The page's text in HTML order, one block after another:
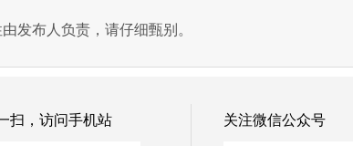
发布人负责，请仔细甄别。
扫，访问手机站 关注微信公众号